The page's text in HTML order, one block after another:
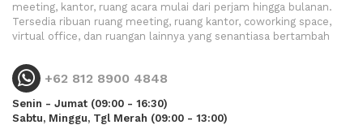
meeting, kantor, ruang acara mulai dari perjam hingga bulanan.
Tersedia ribuan ruang meeting, ruang kantor, coworking space,
virtual office, dan ruangan lainnya yang senantiasa bertambah
+62 812 8900 4848
Senin - Jumat (09:00 - 16:30)
Sabtu, Minggu, Tgl Merah (09:00 - 13:00)